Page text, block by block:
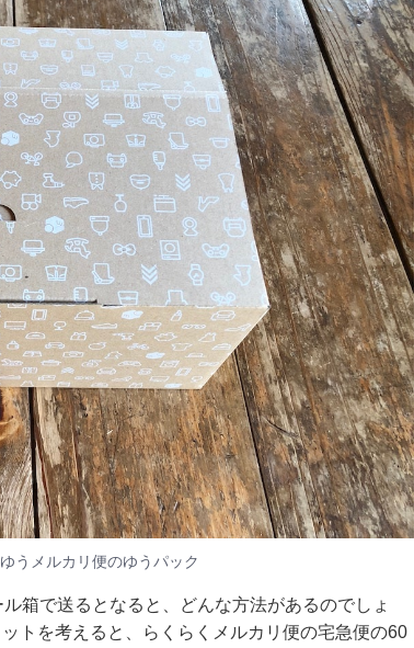
うメルカリ便のゆうパック
箱で送るとなると、どんな方法があるのでしょ
トを考えると、らくらくメルカリ便の宅急便の60